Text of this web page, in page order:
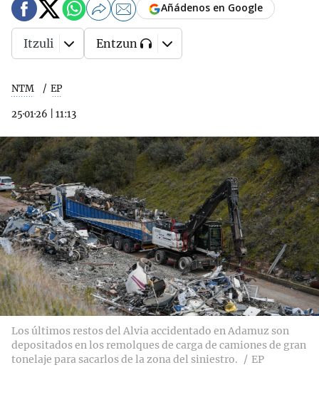
NTM EP
25·01·26 11:13
Añádenos en Google
Itzuli Entzun
Los últimos restos del Alvia accidentado en Adamuz son
depositados en los remolques de carga de camiones de gran
tonelaje para sacarlos de la zona del siniestro.
EP